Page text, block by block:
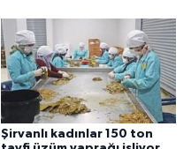
Şirvanlı kadınlar 150 ton